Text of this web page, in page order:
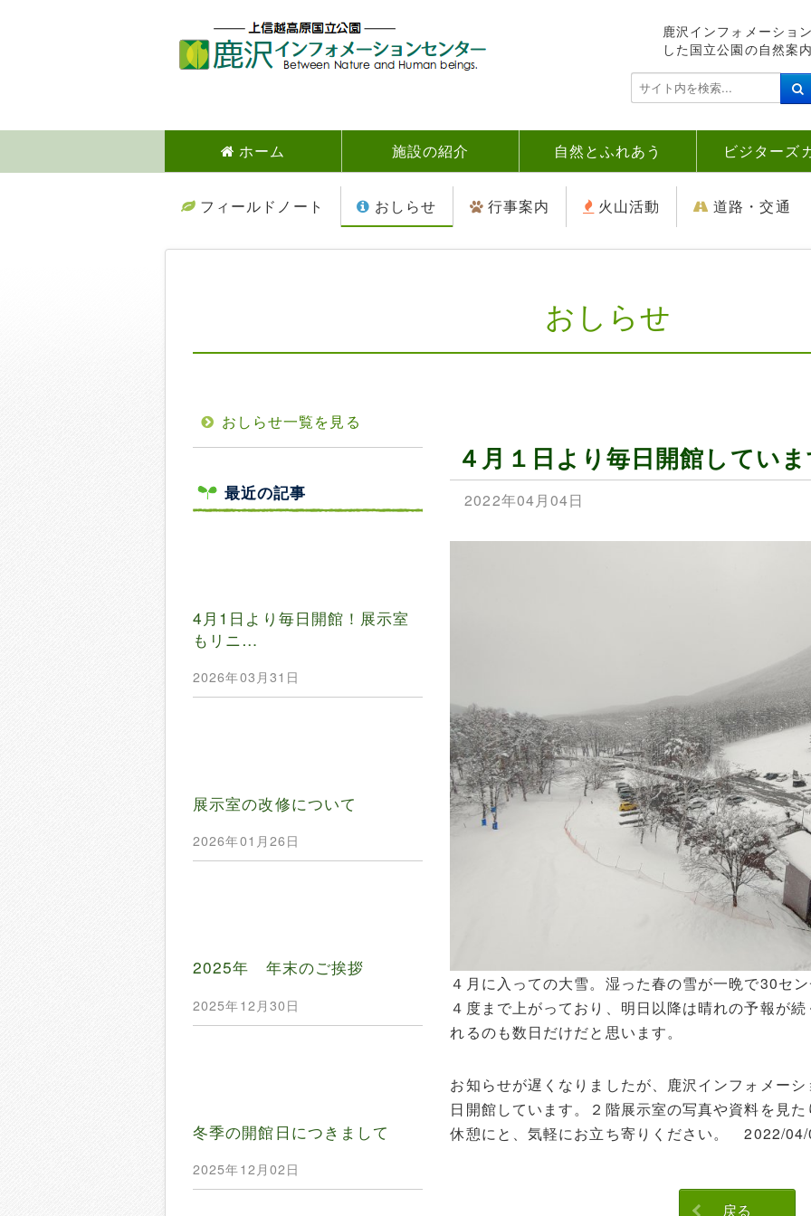
鹿沢インフォメーショ
した国立公園の自然案
検
索
.
ホーム 施設の紹介 自然とふれあう ビジターズ
フィールドノート おしらせ 行事案内 火山活動 道路・交通
おしらせ
４月１日より毎日開館してい
2022年04月04日
４月に入っての大雪。湿った春の雪が一晩で30セ
４度まで上がっており、明日以降は晴れの予報が
れるのも数日だけだと思います。
お知らせが遅くなりましたが、鹿沢インフォメー
日開館しています。２階展示室の写真や資料を見
休憩にと、気軽にお立ち寄りください。 2022/
戻る
おしらせ一覧を見る
最近の記事
4月1日より毎日開館！展示室
もリニ…
2026年03月31日
展示室の改修について
2026年01月26日
2025年 年末のご挨拶
2025年12月30日
冬季の開館日につきまして
2025年12月02日